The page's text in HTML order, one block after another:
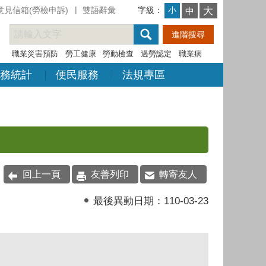
見信箱(勞檢申訴) 雙語辭彙 字級： 小 中 大
職業災害預防 勞工健康 勞動檢查 過勞認定 職業病
統計 便民服務 法規專區
回上一頁 友善列印 轉寄友人
最後異動日期： 110-03-23